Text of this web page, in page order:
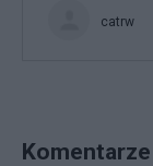
catrw
Komentarze